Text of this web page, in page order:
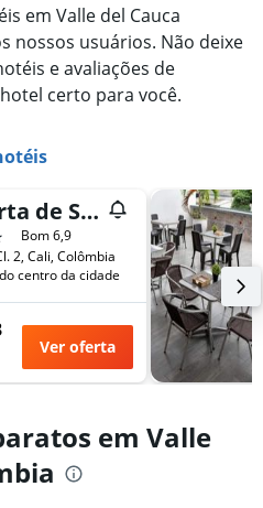
em Valle del Cauca
nossos usuários. Não deixe
e avaliações de
certo para você.
Puerta de San Antonio
Bom 6,9
2, Cali, Colômbia
centro da cidade
Ver oferta
em Valle